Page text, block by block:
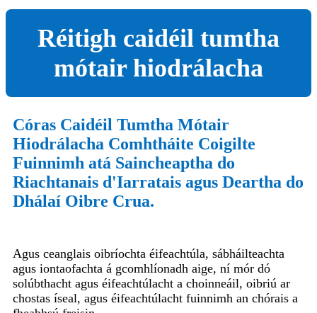
Réitigh caidéil tumtha
mótair hiodrálacha
Córas Caidéil Tumtha Mótair
Hiodrálacha Comhtháite Coigilte
Fuinnimh atá Saincheaptha do
Riachtanais d'Iarratais agus Deartha do
Dhálaí Oibre Crua.
Agus ceanglais oibríochta éifeachtúla, sábháilteachta
agus iontaofachta á gcomhlíonadh aige, ní mór dó
solúbthacht agus éifeachtúlacht a choinneáil, oibriú ar
chostas íseal, agus éifeachtúlacht fuinnimh an chórais a